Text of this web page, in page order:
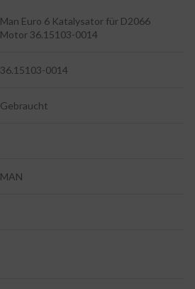
Man Euro 6 Katalysator für D2066
Motor 36.15103-0014
36.15103-0014
Gebraucht
MAN